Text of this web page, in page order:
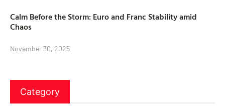
Calm Before the Storm: Euro and Franc Stability amid
Chaos
November 30, 2025
Category